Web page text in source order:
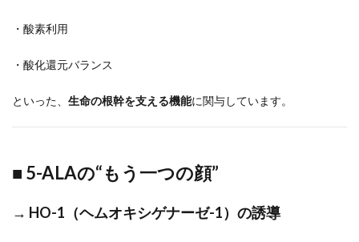
・酸素利用
・酸化還元バランス
といった、 生命の根幹を支える機能に関与しています。
■ 5-ALAの“もう一つの顔”
→ HO-1（ヘムオキシゲナーゼ-1）の誘導